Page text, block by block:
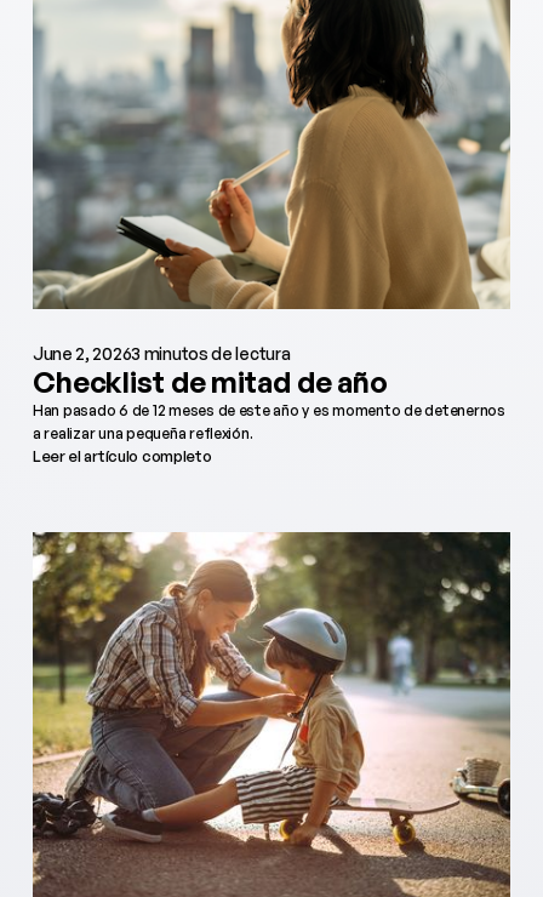
June 2, 20263 minutos de lectura
Checklist de mitad de año
Han pasado 6 de 12 meses de este año y es momento de detenernos
a realizar una pequeña reflexión.
Leer el artículo completo